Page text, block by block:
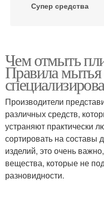
Супер средства
известкового налета
Средства для удаления
Народные средства
Чем отмыть
Правила
Производители
различных средств,
устраняют практически
сортировать на составы
изделий, это очень
вещества, которые не
разновидности.